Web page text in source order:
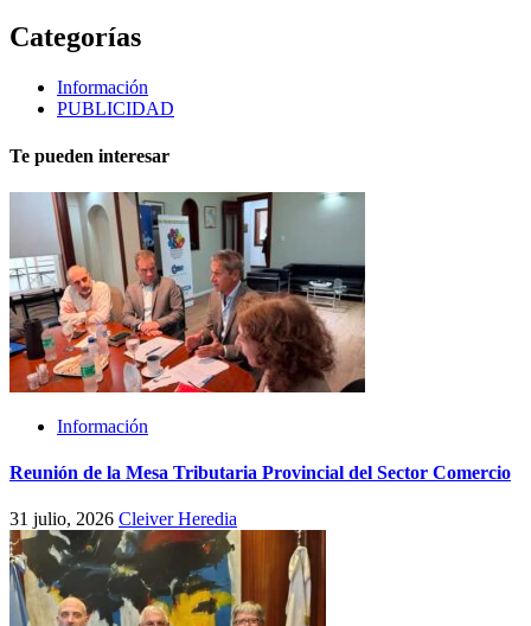
Categorías
Información
PUBLICIDAD
Te pueden interesar
Información
Reunión de la Mesa Tributaria Provincial del Sector Comercio
31 julio, 2026 Cleiver Heredia